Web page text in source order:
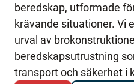
beredskap, utformade
krävande situationer. Vi
urval av
beredskapsutrustning
transport och säkerhet i